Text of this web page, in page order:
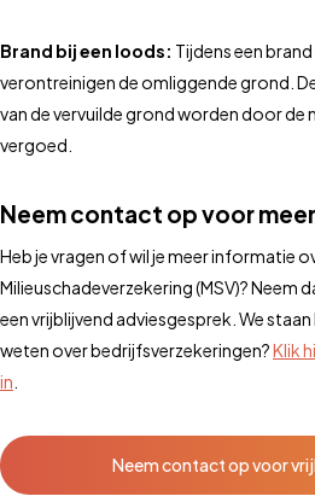
Brand bij een loods: Tijdens een
verontreinigen de omliggende grond.
van de vervuilde grond worden door de
vergoed.
Neem contact op voor
Heb je vragen of wil je meer informatie
Milieuschadeverzekering (MSV)?
een vrijblijvend adviesgesprek. We
weten over bedrijfsverzekeringen?Klik
in
Neem contact op voor